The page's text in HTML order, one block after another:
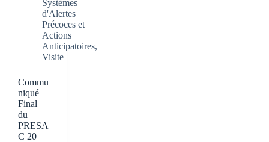
Systèmes
d'Alertes
Précoces et
Actions
Anticipatoires,
Visite
Commu
niqué
Final
du
PRESA
C 20